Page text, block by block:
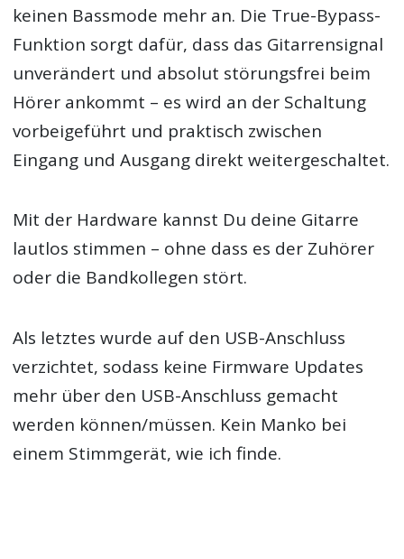
keinen Bassmode mehr an. Die True-Bypass-
Funktion sorgt dafür, dass das Gitarrensignal
unverändert und absolut störungsfrei beim
Hörer ankommt – es wird an der Schaltung
vorbeigeführt und praktisch zwischen
Eingang und Ausgang direkt weitergeschaltet.
Mit der Hardware kannst Du deine Gitarre
lautlos stimmen – ohne dass es der Zuhörer
oder die Bandkollegen stört.
Als letztes wurde auf den USB-Anschluss
verzichtet, sodass keine Firmware Updates
mehr über den USB-Anschluss gemacht
werden können/müssen. Kein Manko bei
einem Stimmgerät, wie ich finde.